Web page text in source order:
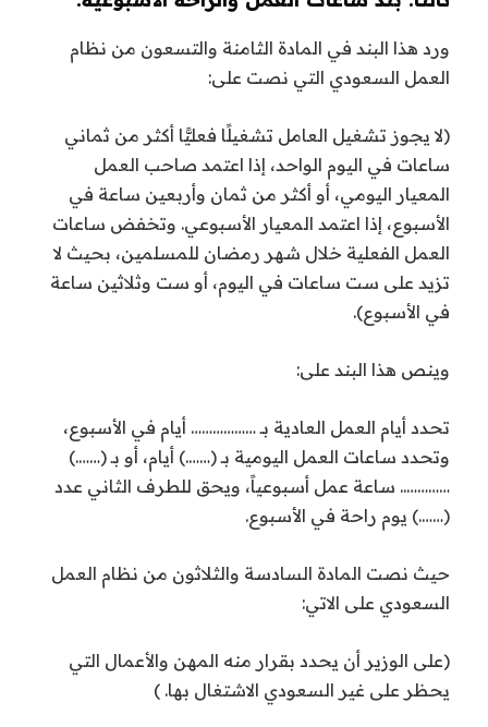
ورد هذا البند في المادة الثامنة والتسعون من نظام
العمل السعودي التي نصت على:
(لا يجوز تشغيل العامل تشغيلًا فعليًّا أكثر من ثماني
ساعات في اليوم الواحد، إذا اعتمد صاحب العمل
المعيار اليومي، أو أكثر من ثمان وأربعين ساعة في
الأسبوع، إذا اعتمد المعيار الأسبوعي. وتخفض ساعات
العمل الفعلية خلال شهر رمضان للمسلمين، بحيث لا
تزيد على ست ساعات في اليوم، أو ست وثلاثين ساعة
في الأسبوع).
وينص هذا البند على:
تحدد أيام العمل العادية بـ ……………… أيام في الأسبوع،
وتحدد ساعات العمل اليومية بـ (…….) أيام، أو بـ (…….)
………….. ساعة عمل أسبوعياً، ويحق للطرف الثاني عدد
(…….) يوم راحة في الأسبوع.
حيث نصت المادة السادسة والثلاثون من نظام العمل
السعودي على الاتي:
(على الوزير أن يحدد بقرار منه المهن والأعمال التي
يحظر على غير السعودي الاشتغال بها. )